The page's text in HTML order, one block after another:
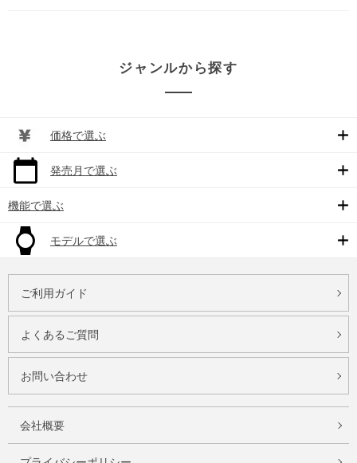
ジャンルから探す
価格で選ぶ
発売月で選ぶ
機能で選ぶ
モデルで選ぶ
ご利用ガイド
よくあるご質問
お問い合わせ
会社概要